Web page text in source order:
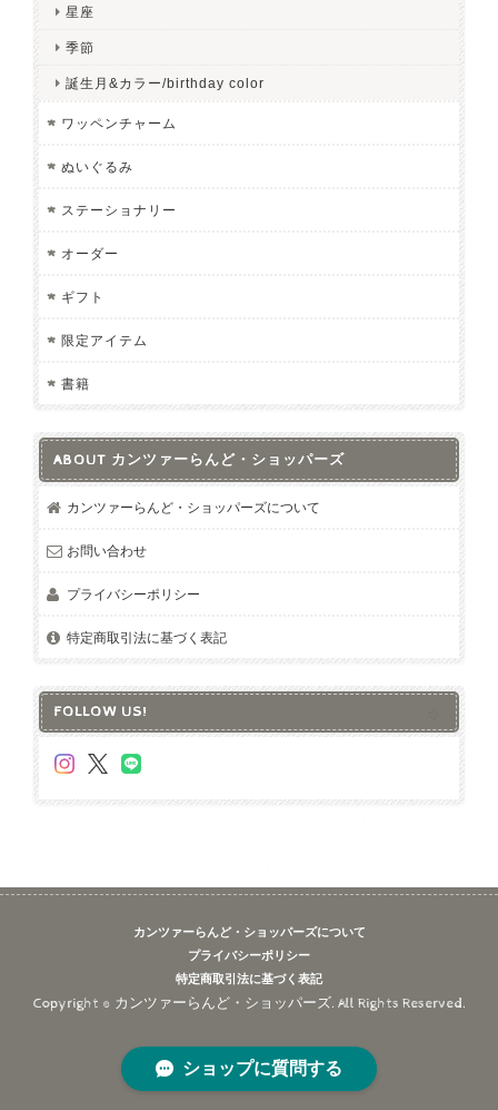
星座
季節
誕生月&カラー/birthday color
ワッペンチャーム
ぬいぐるみ
ステーショナリー
オーダー
ギフト
限定アイテム
書籍
ABOUT カンツァーらんど・ショッパーズ
カンツァーらんど・ショッパーズについて
お問い合わせ
プライバシーポリシー
特定商取引法に基づく表記
FOLLOW US!
カンツァーらんど・ショッパーズについて
プライバシーポリシー
特定商取引法に基づく表記
Copyright © カンツァーらんど・ショッパーズ. All Rights Reserved.
ショップに質問する